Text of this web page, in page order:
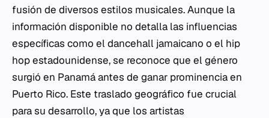
fusión de diversos estilos musicales. Aunque la
información disponible no detalla las influencias
específicas como el dancehall jamaicano o el hip
hop estadounidense, se reconoce que el género
surgió en Panamá antes de ganar prominencia en
Puerto Rico. Este traslado geográfico fue crucial
para su desarrollo, ya que los artistas